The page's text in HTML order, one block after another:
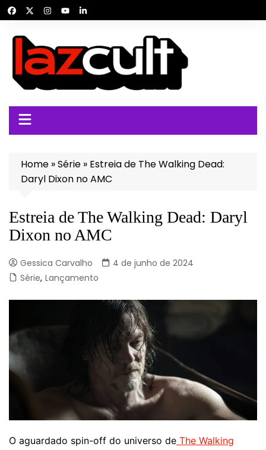
para
conteúdo
Home »Série » Estreia de The Walking Dead:
Daryl Dixon no AMC
Estreia de The Walking Dead: Daryl
Dixon no AMC
Gessica Carvalho
4 de junho de 2024
Série, Lançamento
O aguardado spin-off do universo de The Walking